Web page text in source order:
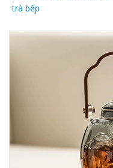
trà bếp